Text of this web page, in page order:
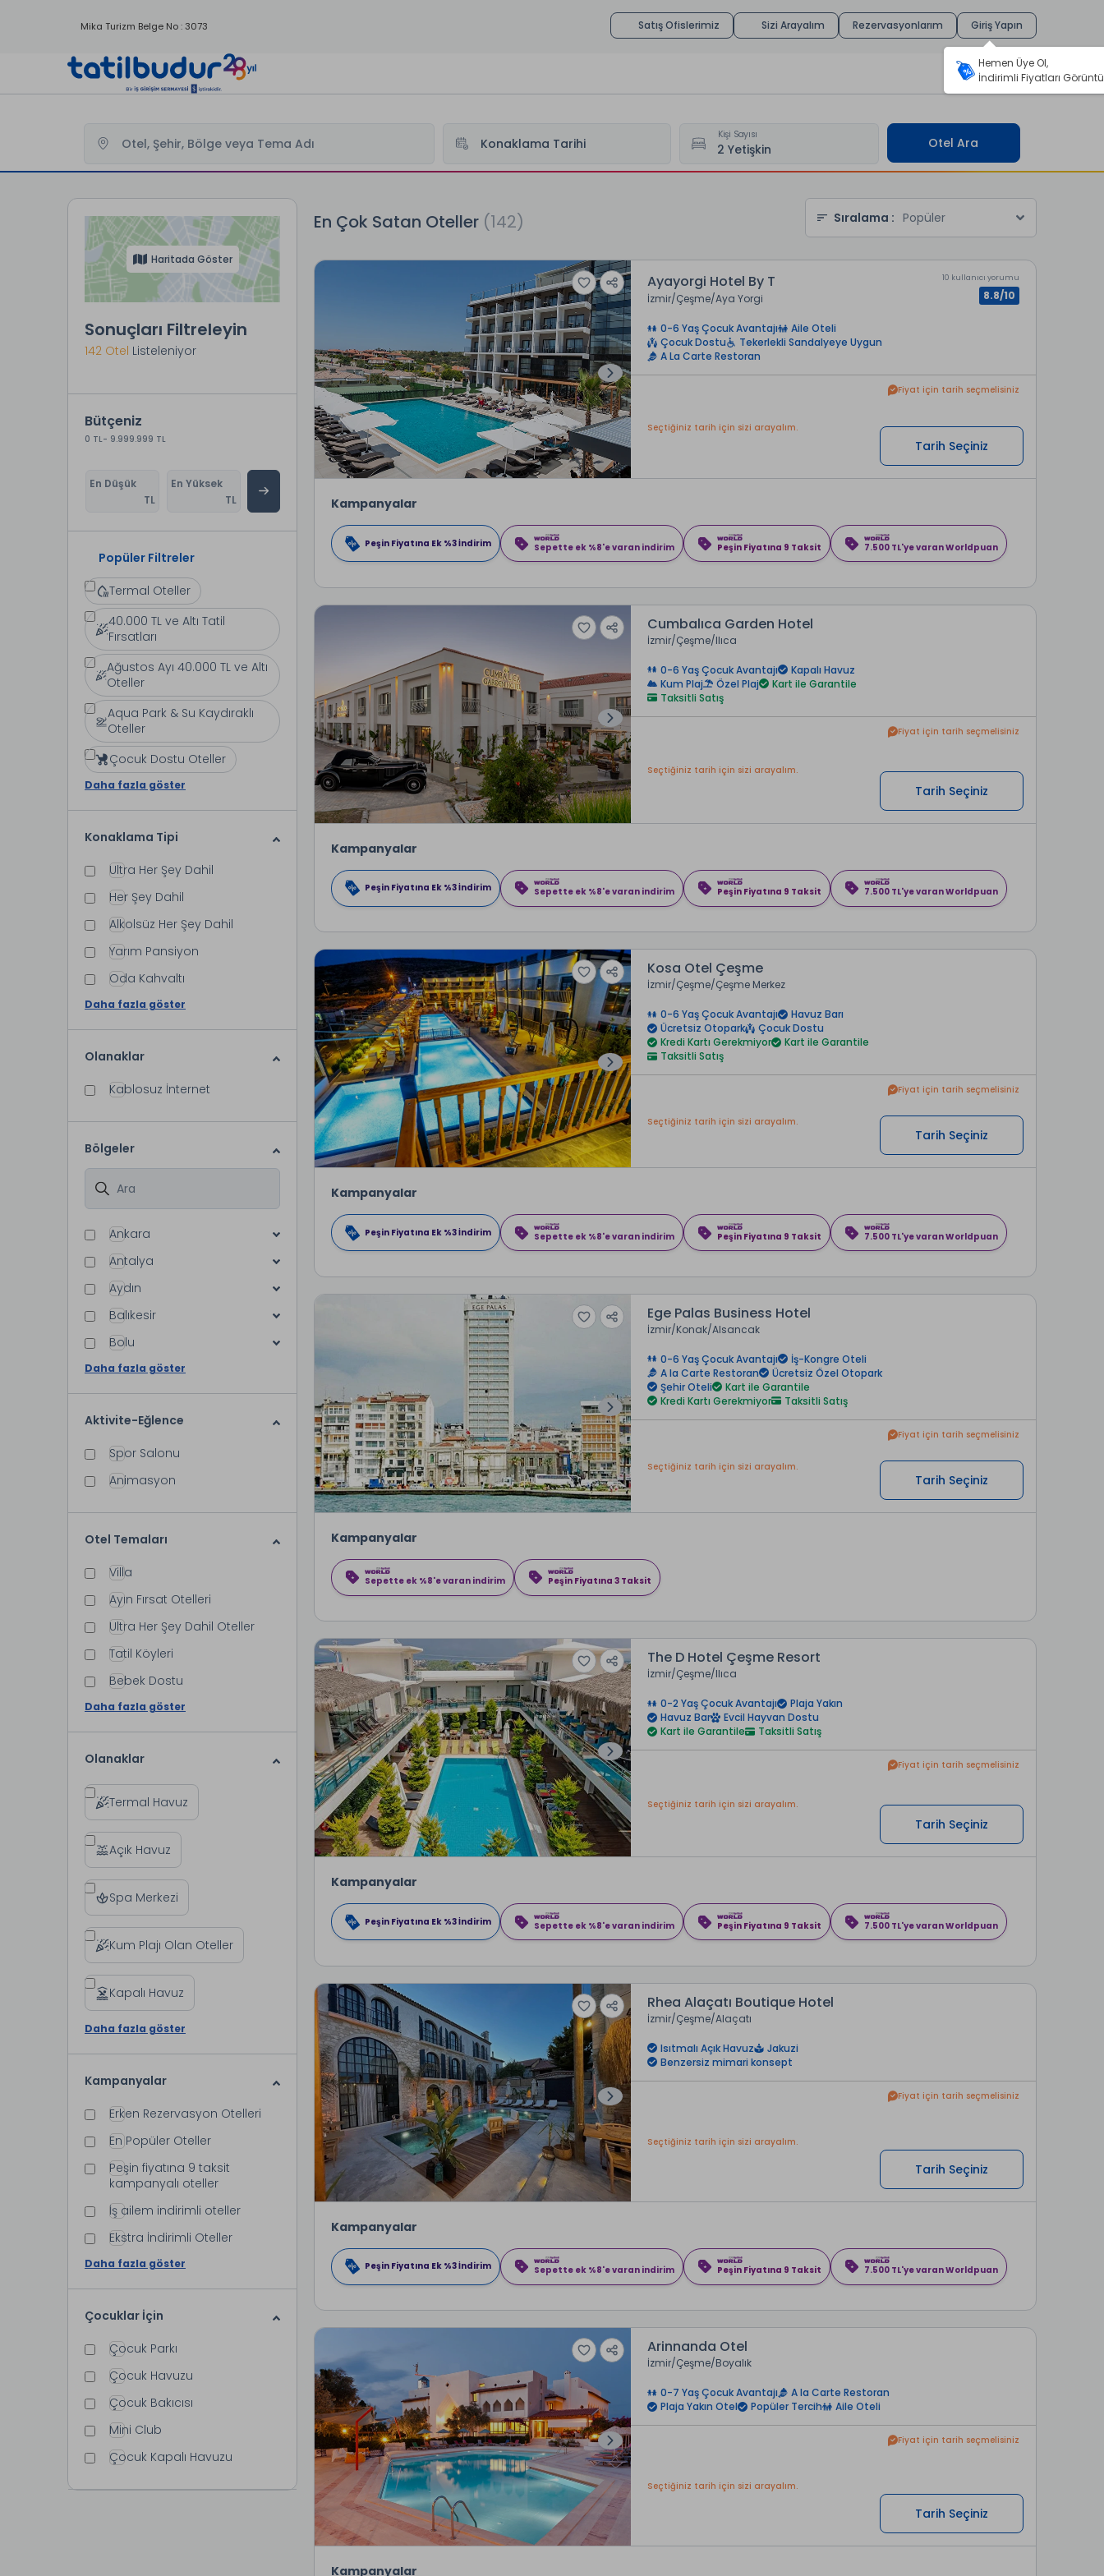
Mika Turizm Belge No : 3073 Satış Ofislerimiz Sizi Arayalım Rezervasyonlarım Giriş Yapın
Konaklama Tarihi
Kişi Sayısı
Otel Ara
Haritada Göster
Sonuçları Filtreleyin
142 Otel Listeleniyor
Bütçeniz
0 TL- 9.999.999 TL
En Düşük
TL
En Yüksek
TL
Popüler Filtreler
Termal Oteller
40.000 TL ve Altı Tatil
Fırsatları
Ağustos Ayı 40.000 TL ve Altı
Oteller
Aqua Park & Su Kaydıraklı
Oteller
Çocuk Dostu Oteller
Daha fazla göster
Konaklama Tipi
Ultra Her Şey Dahil
Her Şey Dahil
Alkolsüz Her Şey Dahil
Yarım Pansiyon
Oda Kahvaltı
Daha fazla göster
Olanaklar
Kablosuz İnternet
Bölgeler
Ankara
Antalya
Aydın
Balıkesir
Bolu
Daha fazla göster
Aktivite-Eğlence
Spor Salonu
Animasyon
Otel Temaları
Villa
Ayın Fırsat Otelleri
Ultra Her Şey Dahil Oteller
Tatil Köyleri
Bebek Dostu
Daha fazla göster
Olanaklar
Termal Havuz
Açık Havuz
Spa Merkezi
Kum Plajı Olan Oteller
Kapalı Havuz
Daha fazla göster
Kampanyalar
Erken Rezervasyon Otelleri
En Popüler Oteller
Peşin fiyatına 9 taksit
kampanyalı oteller
İş ailem indirimli oteller
Ekstra İndirimli Oteller
Daha fazla göster
Çocuklar İçin
Çocuk Parkı
Çocuk Havuzu
Çocuk Bakıcısı
Mini Club
Çocuk Kapalı Havuzu
Sıralama : Popüler
En Çok Satan Oteller (142)
Ayayorgi Hotel By T
İzmir Çeşme Aya Yorgi
0-6 Yaş Çocuk Avantajı
Aile Oteli
Çocuk Dostu
Tekerlekli Sandalyeye Uygun
A La Carte Restoran
10 kullanıcı yorumu
8.8/10
Seçtiğiniz tarih için sizi arayalım.
Fiyat için tarih seçmelisiniz
Tarih Seçiniz
Kampanyalar
Peşin Fiyatına Ek %3 İndirim Sepette ek %8'e varan indirim Peşin Fiyatına 9 Taksit 7.500 TL'ye varan Worldpuan
Cumbalıca Garden Hotel
İzmir Çeşme Ilıca
0-6 Yaş Çocuk Avantajı
Kapalı Havuz
Kum Plaj
Özel Plaj
Kart ile Garantile
Taksitli Satış
Seçtiğiniz tarih için sizi arayalım.
Fiyat için tarih seçmelisiniz
Tarih Seçiniz
Kampanyalar
Peşin Fiyatına Ek %3 İndirim Sepette ek %8'e varan indirim Peşin Fiyatına 9 Taksit 7.500 TL'ye varan Worldpuan
Kosa Otel Çeşme
İzmir Çeşme Çeşme Merkez
0-6 Yaş Çocuk Avantajı
Havuz Barı
Ücretsiz Otopark
Çocuk Dostu
Kredi Kartı Gerekmiyor
Kart ile Garantile
Taksitli Satış
Seçtiğiniz tarih için sizi arayalım.
Fiyat için tarih seçmelisiniz
Tarih Seçiniz
Kampanyalar
Peşin Fiyatına Ek %3 İndirim Sepette ek %8'e varan indirim Peşin Fiyatına 9 Taksit 7.500 TL'ye varan Worldpuan
Ege Palas Business Hotel
İzmir Konak Alsancak
0-6 Yaş Çocuk Avantajı
İş-Kongre Oteli
A la Carte Restoran
Ücretsiz Özel Otopark
Şehir Oteli
Kart ile Garantile
Kredi Kartı Gerekmiyor
Taksitli Satış
Seçtiğiniz tarih için sizi arayalım.
Fiyat için tarih seçmelisiniz
Tarih Seçiniz
Kampanyalar
Sepette ek %8'e varan indirim Peşin Fiyatına 3 Taksit
The D Hotel Çeşme Resort
İzmir Çeşme Ilıca
0-2 Yaş Çocuk Avantajı
Plaja Yakın
Havuz Bar
Evcil Hayvan Dostu
Kart ile Garantile
Taksitli Satış
Seçtiğiniz tarih için sizi arayalım.
Fiyat için tarih seçmelisiniz
Tarih Seçiniz
Kampanyalar
Peşin Fiyatına Ek %3 İndirim Sepette ek %8'e varan indirim Peşin Fiyatına 9 Taksit 7.500 TL'ye varan Worldpuan
Rhea Alaçatı Boutique Hotel
İzmir Çeşme Alaçatı
Isıtmalı Açık Havuz
Jakuzi
Benzersiz mimari konsept
Seçtiğiniz tarih için sizi arayalım.
Fiyat için tarih seçmelisiniz
Tarih Seçiniz
Kampanyalar
Peşin Fiyatına Ek %3 İndirim Sepette ek %8'e varan indirim Peşin Fiyatına 9 Taksit 7.500 TL'ye varan Worldpuan
Arinnanda Otel
İzmir Çeşme Boyalık
0-7 Yaş Çocuk Avantajı
A la Carte Restoran
Plaja Yakın Otel
Popüler Tercih Aile Oteli
Seçtiğiniz tarih için sizi arayalım.
Fiyat için tarih seçmelisiniz
Tarih Seçiniz
Kampanyalar
Hemen Üye Ol,
İndirimli Fiyatları